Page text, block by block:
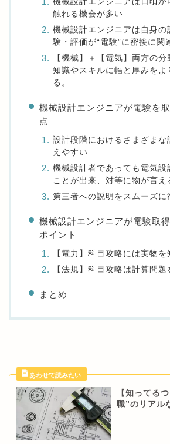
触れる機会が多い
機械設計エンジニアは自身の
験・評価が“電験”に密接に関
【機械】＋【電気】両方の分
知識やスキルに幅と厚みをよ
る。
機械設計エンジニアが電験を
点
設計段階におけるさまざまな
えやすい
機械設計者であっても電気設
ことが出来、対等に物が言え
第三者への説明をスムーズに
機械設計エンジニアが電験取
ポイント
【電力】科目攻略には実物を
【法規】科目攻略は計算問題
まとめ
【知ってる
職”のリアル